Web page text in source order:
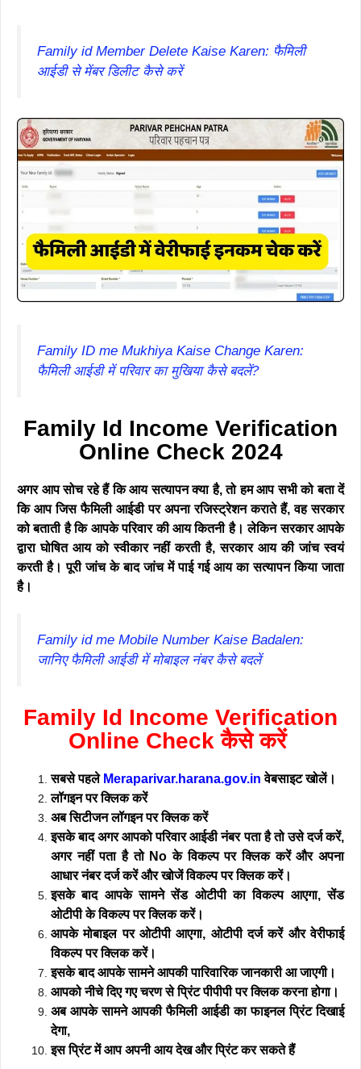
Family id Member Delete Kaise Karen: फैमिली
आईडी से मेंबर डिलीट कैसे करें
Family ID me Mukhiya Kaise Change Karen:
फैमिली आईडी में परिवार का मुखिया कैसे बदलें?
Family Id Income Verification
Online Check 2024
अगर आप सोच रहे हैं कि आय सत्यापन क्या है, तो हम आप सभी को बता दें
कि आप जिस फैमिली आईडी पर अपना रजिस्ट्रेशन कराते हैं, वह सरकार
को बताती है कि आपके परिवार की आय कितनी है। लेकिन सरकार आपके
द्वारा घोषित आय को स्वीकार नहीं करती है, सरकार आय की जांच स्वयं
करती है। पूरी जांच के बाद जांच में पाई गई आय का सत्यापन किया जाता
है।
Family id me Mobile Number Kaise Badalen:
जानिए फैमिली आईडी में मोबाइल नंबर कैसे बदलें
Family Id Income Verification
Online Check कैसे करें
सबसे पहले Meraparivar.harana.gov.in वेबसाइट खोलें।
लॉगइन पर क्लिक करें
अब सिटीजन लॉगइन पर क्लिक करें
इसके बाद अगर आपको परिवार आईडी नंबर पता है तो उसे दर्ज करें,
अगर नहीं पता है तो No के विकल्प पर क्लिक करें और अपना
आधार नंबर दर्ज करें और खोजें विकल्प पर क्लिक करें।
इसके बाद आपके सामने सेंड ओटीपी का विकल्प आएगा, सेंड
ओटीपी के विकल्प पर क्लिक करें।
आपके मोबाइल पर ओटीपी आएगा, ओटीपी दर्ज करें और वेरीफाई
विकल्प पर क्लिक करें।
इसके बाद आपके सामने आपकी पारिवारिक जानकारी आ जाएगी।
आपको नीचे दिए गए चरण से प्रिंट पीपीपी पर क्लिक करना होगा।
अब आपके सामने आपकी फैमिली आईडी का फाइनल प्रिंट दिखाई
देगा,
इस प्रिंट में आप अपनी आय देख और प्रिंट कर सकते हैं